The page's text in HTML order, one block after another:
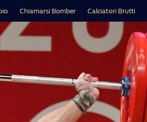
Chiamarsi Bomber Calciatori Brutti